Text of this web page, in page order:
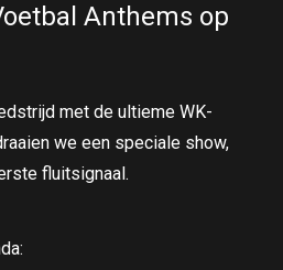
Anthems op
met de ultieme WK-
we een speciale show,
fluitsignaal.